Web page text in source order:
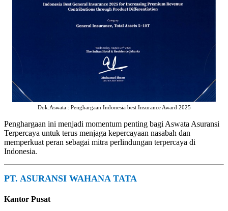
Dok.Aswata : Penghargaan Indonesia best Insurance Award 2025
Penghargaan ini menjadi momentum penting bagi Aswata Asuransi
Terpercaya untuk terus menjaga kepercayaan nasabah dan
memperkuat peran sebagai mitra perlindungan terpercaya di
Indonesia.
PT. ASURANSI WAHANA TATA
Kantor Pusat